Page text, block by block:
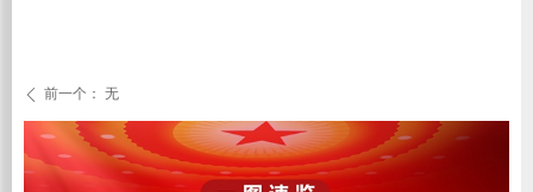
ꄴ 前一个： 无